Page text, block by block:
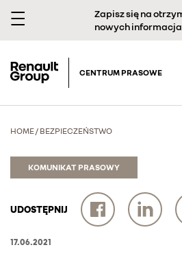
Zapisz się na
nowych
CENTRUM PRASOWE
HOME/ BEZPIECZEŃSTWO
KOMUNIKAT PRASOWY
UDOSTĘPNIJ
17.06.2021